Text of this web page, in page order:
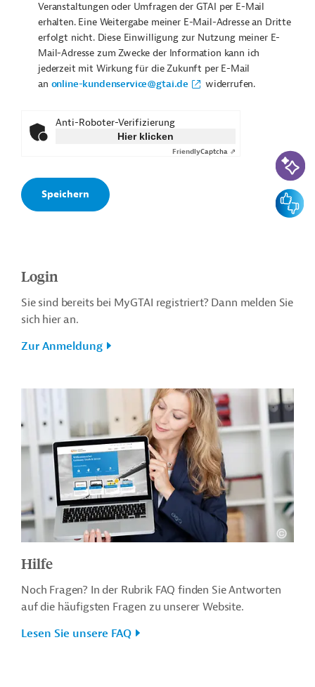
Veranstaltungen oder Umfragen der GTAI per E-Mail
erhalten. Eine Weitergabe meiner E-Mail-Adresse an Dritte
erfolgt nicht. Diese Einwilligung zur Nutzung meiner E-
Mail-Adresse zum Zwecke der Information kann ich
jederzeit mit Wirkung für die Zukunft per E-Mail
an online-kundenservice@gtai.de widerrufen.
Anti-Roboter-Verifizierung
Hier klicken
FriendlyCaptcha ⇗
Login
Sie sind bereits bei MyGTAI registriert? Dann melden Sie
sich hier an.
Zur Anmeldung
Hilfe
Noch Fragen? In der Rubrik FAQ finden Sie Antworten
auf die häufigsten Fragen zu unserer Website.
Lesen Sie unsere FAQ
KI-